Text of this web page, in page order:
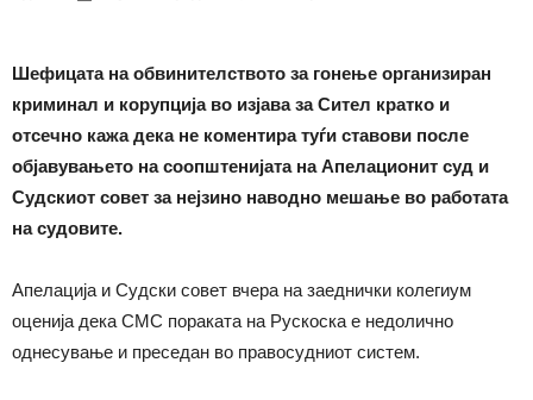
Шефицата на обвинителството за гонење организиран
криминал и корупција во изјава за Сител кратко и
отсечно кажа дека не коментира туѓи ставови после
објавувањето на соопштенијата на Апелационит суд и
Судскиот совет за нејзино наводно мешање во работата
на судовите.
Апелација и Судски совет вчера на заеднички колегиум
оценија дека СМС пораката на Рускоска е недолично
однесување и преседан во правосудниот систем.